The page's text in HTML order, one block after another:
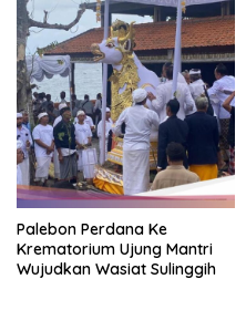
Palebon Perdana Ke
Krematorium Ujung Mantri
Wujudkan Wasiat Sulinggih